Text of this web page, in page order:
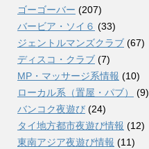
ゴーゴーバー (207)
バービア・ソイ６ (33)
ジェントルマンズクラブ (67)
ディスコ・クラブ (7)
MP・マッサージ系情報 (10)
ローカル系（置屋・パブ）
(9)
バンコク夜遊び (24)
タイ地方都市夜遊び情報 (12)
東南アジア夜遊び情報 (11)